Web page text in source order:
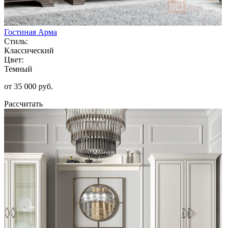
Гостиная Арма
Стиль:
Классический
Цвет:
Темный
от 35 000 руб.
Рассчитать